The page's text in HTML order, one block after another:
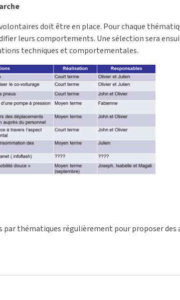
doit être en place. Pour chaque
leurs comportements. Une sélection sera
techniques et comportementales.
par thématiques régulièrement pour proposer